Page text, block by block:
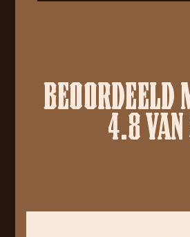
BEOORDEELD
4.8